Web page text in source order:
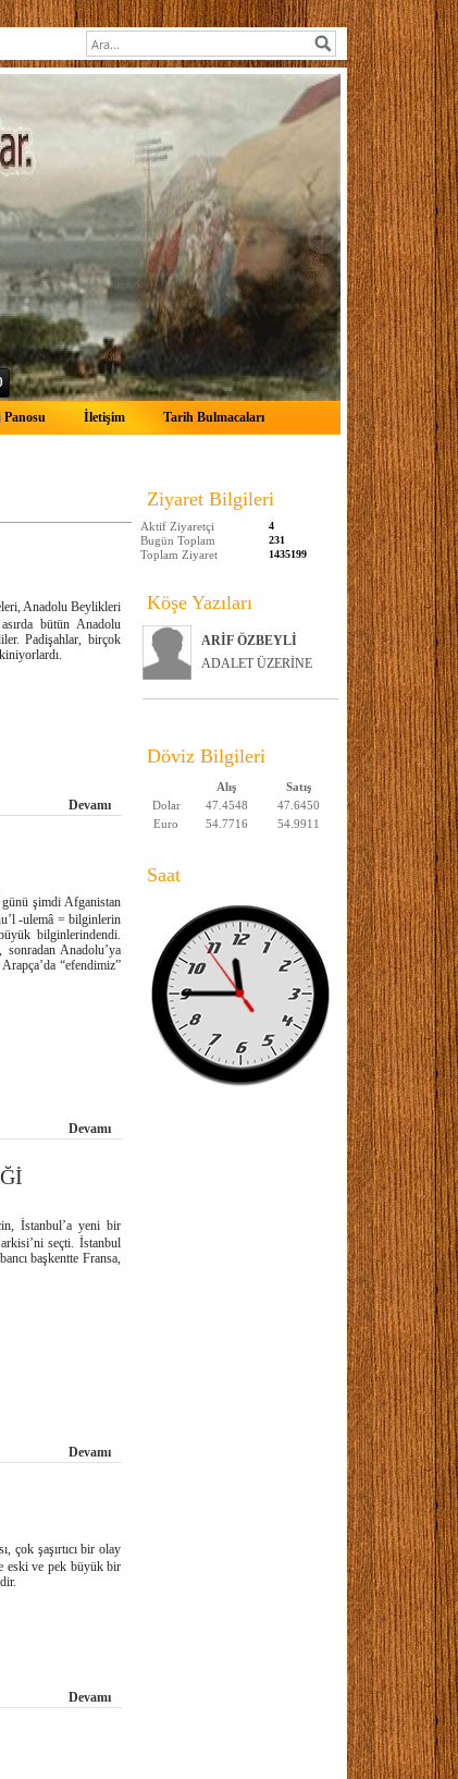
Panosu İletişim Tarih Bulmacaları
Anadolu Beylikleri
bütün Anadolu
Padişahlar, birçok
Devamı
şimdi Afganistan
-ulemâ = bilginlerin
bilginlerindendi.
Anadolu’ya
“efendimiz”
Devamı
İstanbul’a yeni bir
seçti. İstanbul
başkentte Fransa,
Devamı
çok şaşırtıcı bir olay
eski ve pek büyük bir
Devamı
Ziyaret Bilgileri
Aktif Ziyaretçi 4
Bugün Toplam 231
Toplam Ziyaret 1435199
Köşe Yazıları
ARİF ÖZBEYLİ
ADALET ÜZERİNE
Döviz Bilgileri
Alış
Satış
Dolar
47.4548
47.6450
Euro
54.7716 54.9911
Saat